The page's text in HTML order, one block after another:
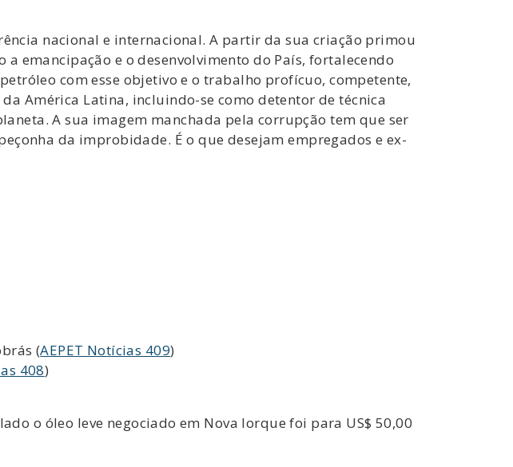
nacional e internacional. A partir da sua criação primou
emancipação e o desenvolvimento do País, fortalecendo
com esse objetivo e o trabalho profícuo, competente,
América Latina, incluindo-se como detentor de técnica
A sua imagem manchada pela corrupção tem que ser
da improbidade. É o que desejam empregados e ex-
(AEPET Notícias 409)
408)
o óleo leve negociado em Nova Iorque foi para US$ 50,00